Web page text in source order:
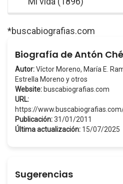
*buscabiografias.com
Biografía de Antón
Autor:Víctor Moreno, María E.
Estrella Moreno y otros
Website: buscabiografias.com
URL:
https://
Publicación:31/01/2011
Última actualización: 15/07/2025
Sugerencias